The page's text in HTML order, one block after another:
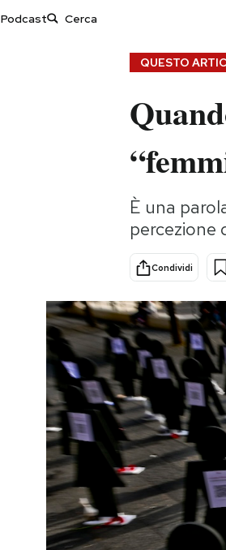
Podcast
Storie/Idee
Ok Boomer!
Altrecose
Mondiali calcio 2026
QUESTO
È una
percezione
Condividi